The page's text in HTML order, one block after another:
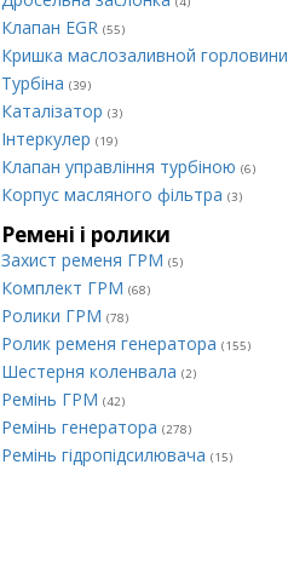
Клапан EGR (55)
Кришка маслозаливной горловини
Турбіна (39)
Каталізатор (3)
Інтеркулер (19)
Клапан управління турбіною (6)
Корпус масляного фільтра (3)
Ремені і ролики
Захист ременя ГРМ (5)
Комплект ГРМ (68)
Ролики ГРМ (78)
Ролик ременя генератора (155)
Шестерня коленвала (2)
Ремінь ГРМ (42)
Ремінь генератора (278)
Ремінь гідропідсилювача (15)